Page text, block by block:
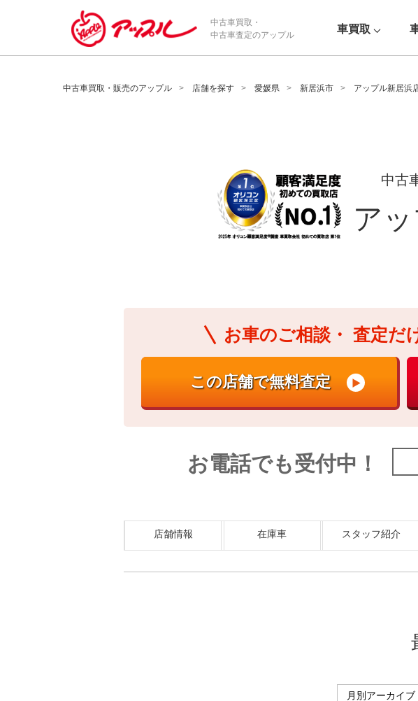
/*ABテスト_新規査定フォームの為のCVボタン*/
中古車買取・
中古車査定のアップル
車買取
中古車買取・販売のアップル 店舗を探す 愛媛県 新居浜市 アップル新居浜
中古
ア
お車のご相談・ 査定だ
お電話でも受付中！
店舗情報 在庫車 スタッフ紹介